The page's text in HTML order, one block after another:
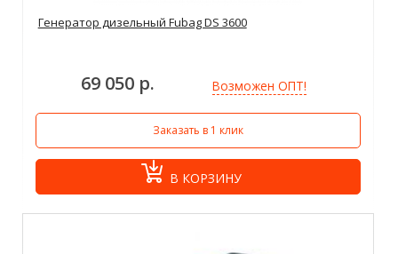
Генератор дизельный Fubag DS 3600
69 050 р. Возможен ОПТ!
Заказать в 1 клик
В КОРЗИНУ